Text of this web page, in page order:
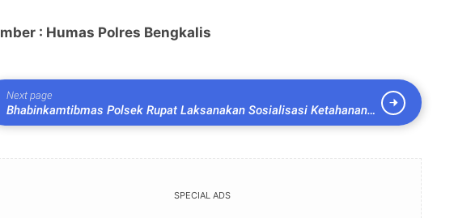
: Humas Polres Bengkalis
Next page
Bhabinkamtibmas Polsek Rupat Laksanakan Sosialisasi Ketahanan
Pangan kepada Masyarakat Desa binaan
SPECIAL ADS